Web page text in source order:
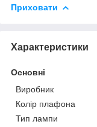
Приховати
Характеристики
Основні
Виробник
Колір плафона
Тип лампи